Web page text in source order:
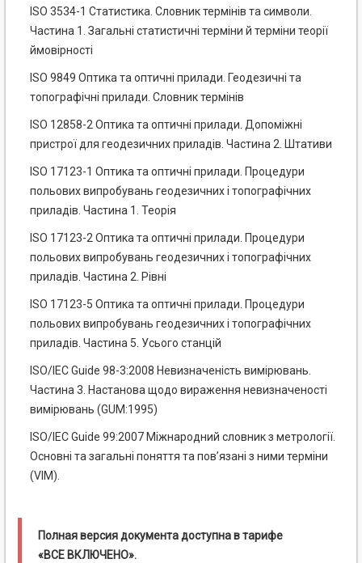
ISO 3534-1 Статистика. Словник термінів та символи.
Частина 1. Загальні статистичні терміни й терміни теорії
ймовірності
ISO 9849 Оптика та оптичні прилади. Геодезичні та
топографічні прилади. Словник термінів
ISO 12858-2 Оптика та оптичні прилади. Допоміжні
пристрої для геодезичних приладів. Частина 2. Штативи
ISO 17123-1 Оптика та оптичні прилади. Процедури
польових випробувань геодезичних і топографічних
приладів. Частина 1. Теорія
ISO 17123-2 Оптика та оптичні прилади. Процедури
польових випробувань геодезичних і топографічних
приладів. Частина 2. Рівні
ISO 17123-5 Оптика та оптичні прилади. Процедури
польових випробувань геодезичних і топографічних
приладів. Частина 5. Усього станцій
ISO/IEC Guide 98-3:2008 Невизначеність вимірювань.
Частина 3. Настанова щодо вираження невизначеності
вимірювань (GUM:1995)
ISO/IEC Guide 99:2007 Міжнародний словник з метрології.
Основні та загальні поняття та пов’язані з ними терміни
(VIM).
Полная версия документа доступна в тарифе
«ВСЕ ВКЛЮЧЕНО».